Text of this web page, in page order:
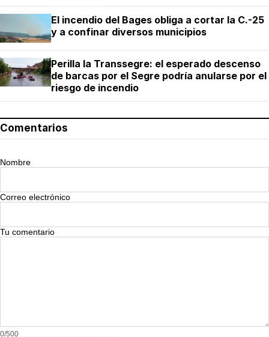
El incendio del Bages obliga a cortar la C.-25
y a confinar diversos municipios
Perilla la Transsegre: el esperado descenso
de barcas por el Segre podría anularse por el
riesgo de incendio
Comentarios
Nombre
Correo electrónico
Tu comentario
0/500